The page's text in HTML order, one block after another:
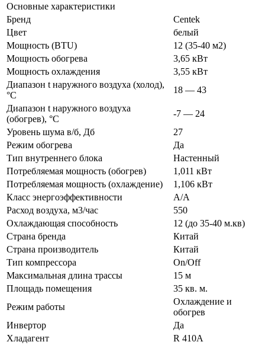
Основные характеристики
Бренд
Centek
Цвет
белый
Мощность (BTU)
12 (35-40 м2)
Мощность обогрева
3,65 кВт
Мощность охлаждения
3,55 кВт
Диапазон t наружного воздуха (холод),
°C
18 — 43
Диапазон t наружного воздуха
(обогрев), °C
-7 — 24
Уровень шума в/б, Дб
27
Режим обогрева
Да
Тип внутреннего блока
Настенный
Потребляемая мощность (обогрев)
1,011 кВт
Потребляемая мощность (охлаждение)
1,106 кВт
Класс энергоэффективности
A/A
Расход воздуха, м3/час
550
Охлаждающая способность
12 (до 35-40 м.кв)
Страна бренда
Китай
Страна производитель
Китай
Тип компрессора
On/Off
Максимальная длина трассы
15 м
Площадь помещения
35 кв. м.
Режим работы
Охлаждение и
обогрев
Инвертор
Да
Хладагент
R 410A